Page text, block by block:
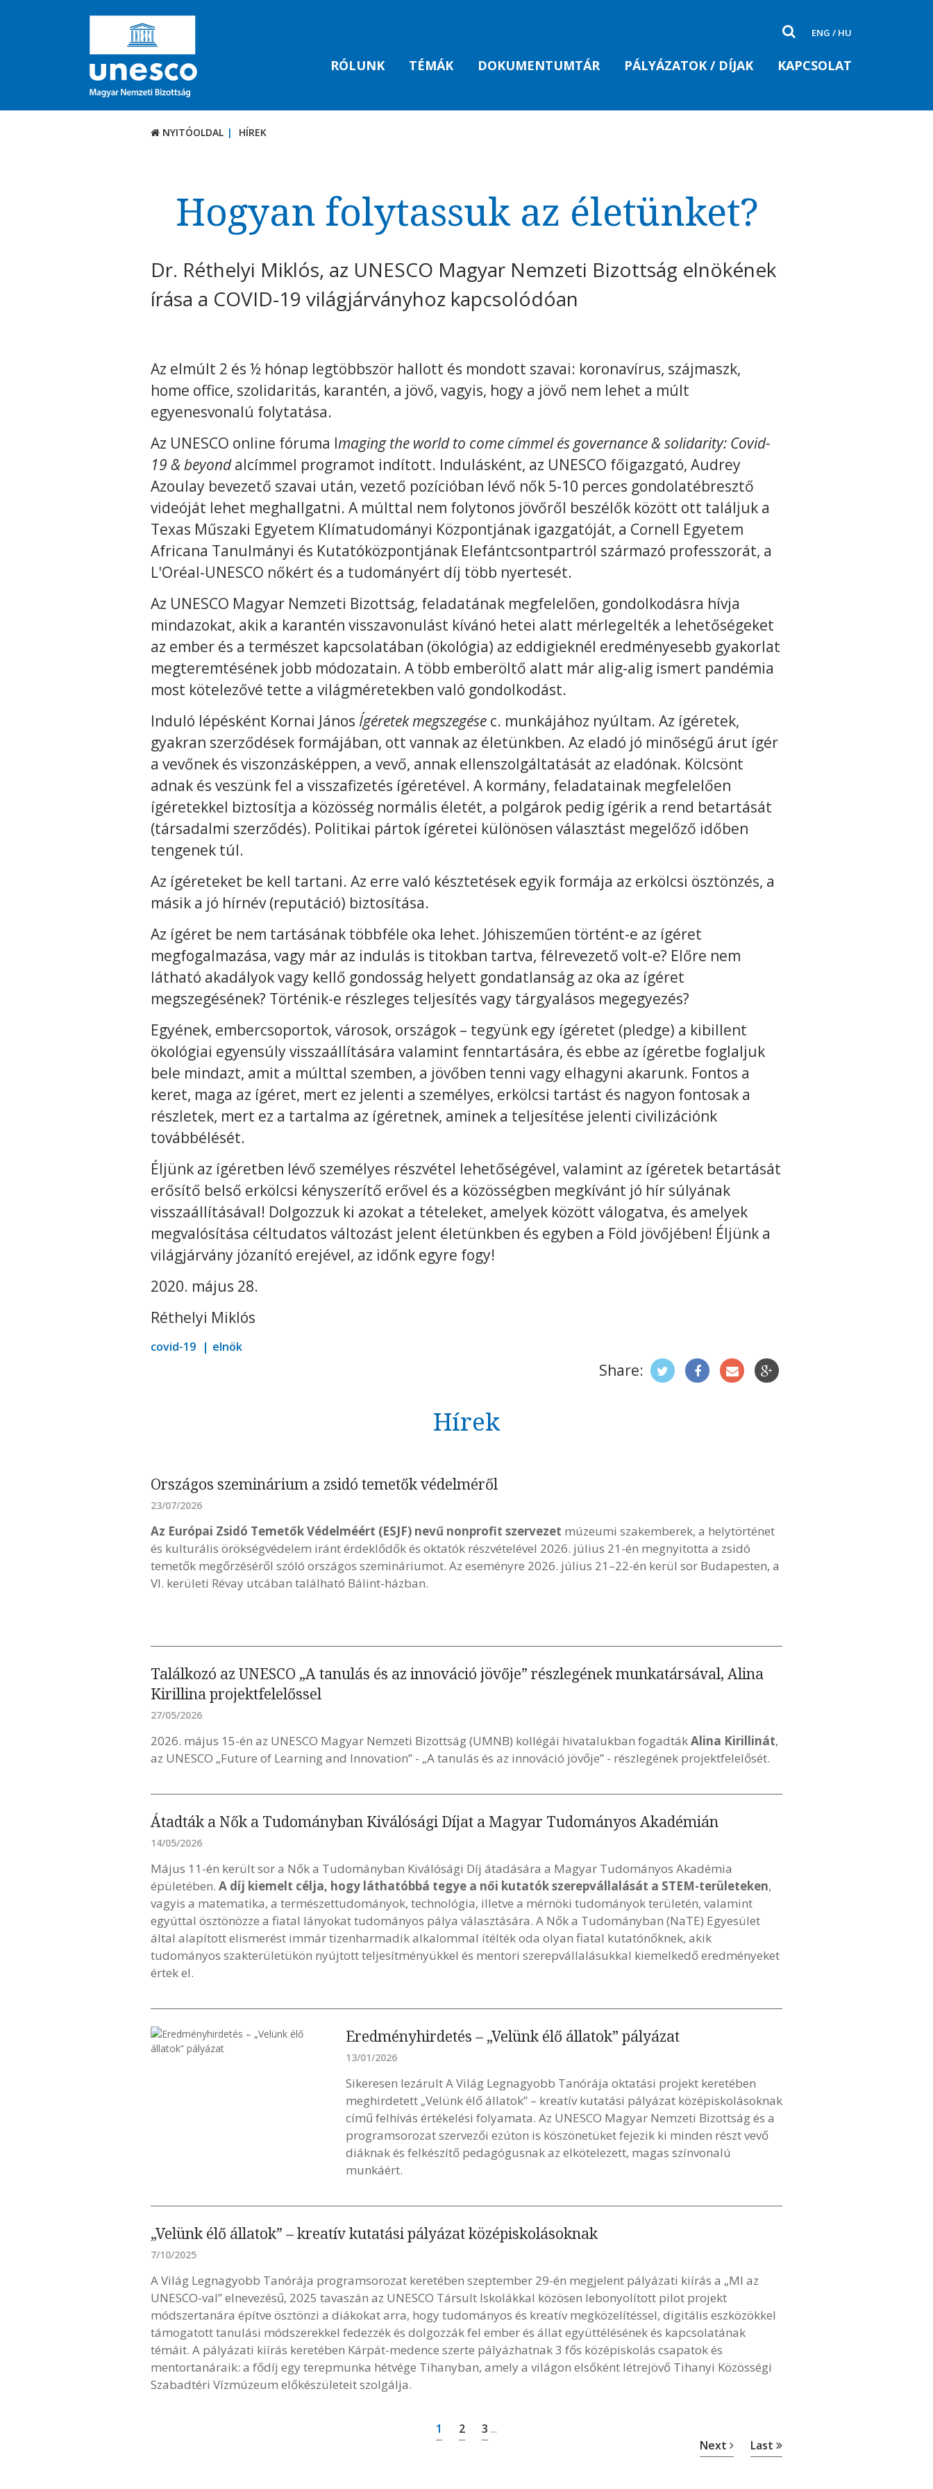
ENG / HU
RÓLUNK TÉMÁK DOKUMENTUMTÁR PÁLYÁZATOK / DÍJAK KAPCSOLAT
NYITÓOLDAL HÍREK
Hogyan folytassuk az életünket?
Dr. Réthelyi Miklós, az UNESCO Magyar Nemzeti Bizottság elnökének
írása a COVID-19 világjárványhoz kapcsolódóan
Az elmúlt 2 és ½ hónap legtöbbször hallott és mondott szavai: koronavírus, szájmaszk,
home office, szolidaritás, karantén, a jövő, vagyis, hogy a jövő nem lehet a múlt
egyenesvonalú folytatása.
Az UNESCO online fóruma Imaging the world to come címmel és governance & solidarity: Covid-
19 & beyondalcímmel programot indított. Indulásként, az UNESCO főigazgató, Audrey
Azoulay bevezető szavai után, vezető pozícióban lévő nők 5-10 perces gondolatébresztő
videóját lehet meghallgatni. A múlttal nem folytonos jövőről beszélők között ott találjuk a
Texas Műszaki Egyetem Klímatudományi Központjának igazgatóját, a Cornell Egyetem
Africana Tanulmányi és Kutatóközpontjának Elefántcsontpartról származó professzorát, a
L'Oréal-UNESCO nőkért és a tudományért díj több nyertesét.
Az UNESCO Magyar Nemzeti Bizottság, feladatának megfelelően, gondolkodásra hívja
mindazokat, akik a karantén visszavonulást kívánó hetei alatt mérlegelték a lehetőségeket
az ember és a természet kapcsolatában (ökológia) az eddigieknél eredményesebb gyakorlat
megteremtésének jobb módozatain. A több emberöltő alatt már alig-alig ismert pandémia
most kötelezővé tette a világméretekben való gondolkodást.
Induló lépésként Kornai János Ígéretek megszegése c. munkájához nyúltam. Az ígéretek,
gyakran szerződések formájában, ott vannak az életünkben. Az eladó jó minőségű árut ígér
a vevőnek és viszonzásképpen, a vevő, annak ellenszolgáltatását az eladónak. Kölcsönt
adnak és veszünk fel a visszafizetés ígéretével. A kormány, feladatainak megfelelően
ígéretekkel biztosítja a közösség normális életét, a polgárok pedig ígérik a rend betartását
(társadalmi szerződés). Politikai pártok ígéretei különösen választást megelőző időben
tengenek túl.
Az ígéreteket be kell tartani. Az erre való késztetések egyik formája az erkölcsi ösztönzés, a
másik a jó hírnév (reputáció) biztosítása.
Az ígéret be nem tartásának többféle oka lehet. Jóhiszeműen történt-e az ígéret
megfogalmazása, vagy már az indulás is titokban tartva, félrevezető volt-e? Előre nem
látható akadályok vagy kellő gondosság helyett gondatlanság az oka az ígéret
megszegésének? Történik-e részleges teljesítés vagy tárgyalásos megegyezés?
Egyének, embercsoportok, városok, országok – tegyünk egy ígéretet (pledge) a kibillent
ökológiai egyensúly visszaállítására valamint fenntartására, és ebbe az ígéretbe foglaljuk
bele mindazt, amit a múlttal szemben, a jövőben tenni vagy elhagyni akarunk. Fontos a
keret, maga az ígéret, mert ez jelenti a személyes, erkölcsi tartást és nagyon fontosak a
részletek, mert ez a tartalma az ígéretnek, aminek a teljesítése jelenti civilizációnk
továbbélését.
Éljünk az ígéretben lévő személyes részvétel lehetőségével, valamint az ígéretek betartását
erősítő belső erkölcsi kényszerítő erővel és a közösségben megkívánt jó hír súlyának
visszaállításával! Dolgozzuk ki azokat a tételeket, amelyek között válogatva, és amelyek
megvalósítása céltudatos változást jelent életünkben és egyben a Föld jövőjében! Éljünk a
világjárvány józanító erejével, az időnk egyre fogy!
2020. május 28.
Réthelyi Miklós
covid-19 elnök
Share:
Hírek
Országos szeminárium a zsidó temetők védelméről
23/07/2026
Az Európai Zsidó Temetők Védelméért (ESJF) nevű nonprofit szervezet múzeumi szakemberek, a helytörténet
és kulturális örökségvédelem iránt érdeklődők és oktatók részvételével 2026. július 21-én megnyitotta a zsidó
temetők megőrzéséről szóló országos szemináriumot. Az eseményre 2026. július 21–22-én kerül sor Budapesten, a
VI. kerületi Révay utcában található Bálint-házban.
Találkozó az UNESCO „A tanulás és az innováció jövője” részlegének munkatársával, Alina
Kirillina projektfelelőssel
27/05/2026
2026. május 15-én az UNESCO Magyar Nemzeti Bizottság (UMNB) kollégái hivatalukban fogadtákAlina Kirillinát,
az UNESCO „Future of Learning and Innovation” - „A tanulás és az innováció jövője” - részlegének projektfelelősét.
Átadták a Nők a Tudományban Kiválósági Díjat a Magyar Tudományos Akadémián
14/05/2026
Május 11-én került sor a Nők a Tudományban Kiválósági Díj átadására a Magyar Tudományos Akadémia
épületében. A díj kiemelt célja, hogy láthatóbbá tegye a női kutatók szerepvállalását a STEM-területeken,
vagyis a matematika, a természettudományok, technológia, illetve a mérnöki tudományok területén, valamint
egyúttal ösztönözze a fiatal lányokat tudományos pálya választására. A Nők a Tudományban (NaTE) Egyesület
által alapított elismerést immár tizenharmadik alkalommal ítélték oda olyan fiatal kutatónőknek, akik
tudományos szakterületükön nyújtott teljesítményükkel és mentori szerepvállalásukkal kiemelkedő eredményeket
értek el.
Eredményhirdetés – „Velünk élő állatok” pályázat
13/01/2026
Sikeresen lezárult A Világ Legnagyobb Tanórája oktatási projekt keretében
meghirdetett „Velünk élő állatok” – kreatív kutatási pályázat középiskolásoknak
című felhívás értékelési folyamata. Az UNESCO Magyar Nemzeti Bizottság és a
programsorozat szervezői ezúton is köszönetüket fejezik ki minden részt vevő
diáknak és felkészítő pedagógusnak az elkötelezett, magas színvonalú
munkáért.
„Velünk élő állatok” – kreatív kutatási pályázat középiskolásoknak
7/10/2025
A Világ Legnagyobb Tanórája programsorozat keretében szeptember 29-én megjelent pályázati kiírás a „MI az
UNESCO-val” elnevezésű, 2025 tavaszán az UNESCO Társult Iskolákkal közösen lebonyolított pilot projekt
módszertanára építve ösztönzi a diákokat arra, hogy tudományos és kreatív megközelítéssel, digitális eszközökkel
támogatott tanulási módszerekkel fedezzék és dolgozzák fel ember és állat együttélésének és kapcsolatának
témáit. A pályázati kiírás keretében Kárpát-medence szerte pályázhatnak 3 fős középiskolás csapatok és
mentortanáraik: a fődíj egy terepmunka hétvége Tihanyban, amely a világon elsőként létrejövő Tihanyi Közösségi
Szabadtéri Vízmúzeum előkészületeit szolgálja.
1 2 3 ...
Next Last